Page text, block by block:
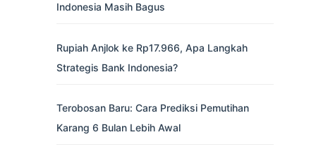
Indonesia Masih Bagus
Rupiah Anjlok ke Rp17.966, Apa Langkah
Strategis Bank Indonesia?
Terobosan Baru: Cara Prediksi Pemutihan
Karang 6 Bulan Lebih Awal